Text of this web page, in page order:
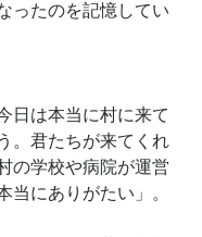
ったのを記憶してい
日は本当に村に来て
。君たちが来てくれ
の学校や病院が運営
当にありがたい」。